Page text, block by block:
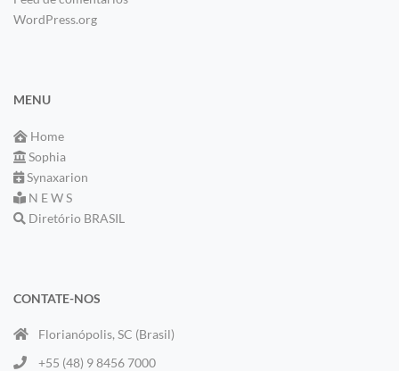
WordPress.org
MENU
Home
Sophia
Synaxarion
N E W S
Diretório BRASIL
CONTATE-NOS
Florianópolis, SC (Brasil)
+55 (48) 9 8456 7000